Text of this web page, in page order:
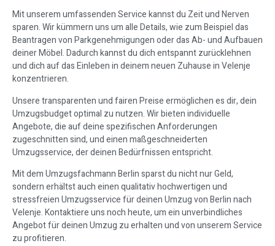
Mit unserem umfassenden Service kannst du Zeit und Nerven
sparen. Wir kümmern uns um alle Details, wie zum Beispiel das
Beantragen von Parkgenehmigungen oder das Ab- und Aufbauen
deiner Möbel. Dadurch kannst du dich entspannt zurücklehnen
und dich auf das Einleben in deinem neuen Zuhause in Velenje
konzentrieren.
Unsere transparenten und fairen Preise ermöglichen es dir, dein
Umzugsbudget optimal zu nutzen. Wir bieten individuelle
Angebote, die auf deine spezifischen Anforderungen
zugeschnitten sind, und einen maßgeschneiderten
Umzugsservice, der deinen Bedürfnissen entspricht.
Mit dem Umzugsfachmann Berlin sparst du nicht nur Geld,
sondern erhältst auch einen qualitativ hochwertigen und
stressfreien Umzugsservice für deinen Umzug von Berlin nach
Velenje. Kontaktiere uns noch heute, um ein unverbindliches
Angebot für deinen Umzug zu erhalten und von unserem Service
zu profitieren.